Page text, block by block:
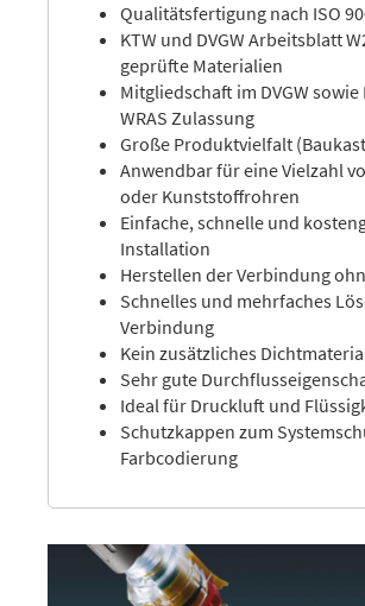
Qualitätsfertigung nach ISO
KTW und DVGW Arbeitsblatt
geprüfte Materialien
Mitgliedschaft im DVGW sowie
WRAS Zulassung
Große Produktvielfalt
Anwendbar für eine Vielzahl
oder Kunststoffrohren
Einfache, schnelle und
Installation
Herstellen der Verbindung
Schnelles und mehrfaches
Verbindung
Kein zusätzliches
Sehr gute
Ideal für Druckluft und
Schutzkappen zum
Farbcodierung